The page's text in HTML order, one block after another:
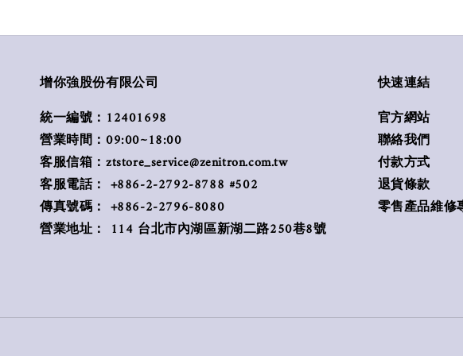
增你強股份有限公司
統一編號：12401698
營業時間：09:00~18:00
客服信箱：ztstore_service@zenitron.com.tw
客服電話： +886-2-2792-8788 #502
傳真號碼： +886-2-2796-8080
營業地址： 114 台北市內湖區新湖二路250巷8號
快速連結
官方網站
聯絡我們
付款方式
退貨條款
零售產品維修